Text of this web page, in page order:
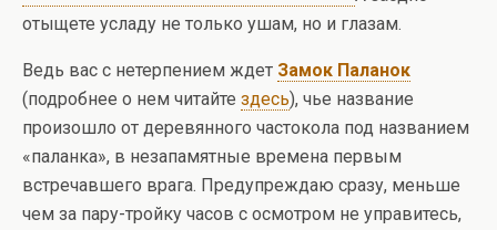
отыщете усладу не только ушам, но и глазам.
Ведь вас с нетерпением ждет Замок Паланок
(подробнее о нем читайте здесь), чье название
произошло от деревянного частокола под названием
«паланка», в незапамятные времена первым
встречавшего врага. Предупреждаю сразу, меньше
чем за пару-тройку часов с осмотром не управитесь,